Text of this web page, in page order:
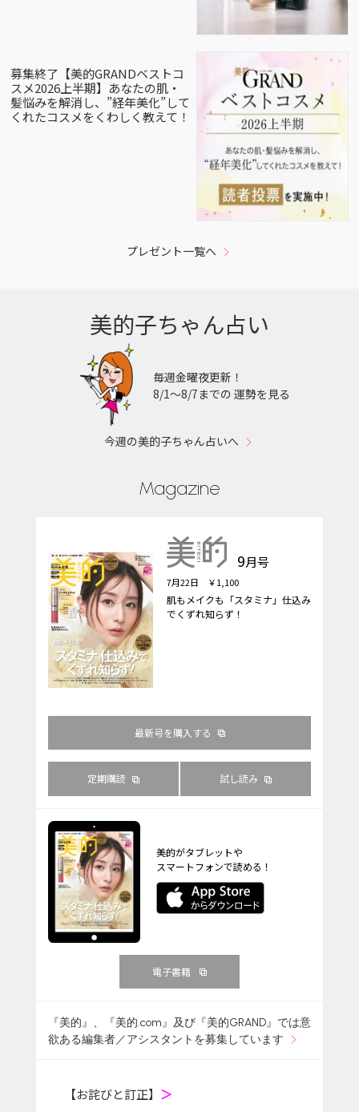
募集終了【美的GRANDベストコ
スメ2026上半期】あなたの肌・
髪悩みを解消し、”経年美化”して
くれたコスメをくわしく教えて！
プレゼント一覧へ
美的子ちゃん占い
毎週金曜夜更新！
8/1〜8/7までの 運勢を見る
今週の美的子ちゃん占いへ
Magazine
9月号
7月22日 ￥1,100
肌もメイクも「スタミナ」仕込み
でくずれ知らず！
最新号を購入する
定期購読 試し読み
美的がタブレットや
スマートフォンで読める！
電子書籍
『美的』、『美的.com』及び『美的GRAND』では意
欲ある編集者／アシスタントを募集しています
【お詫びと訂正】 ＞